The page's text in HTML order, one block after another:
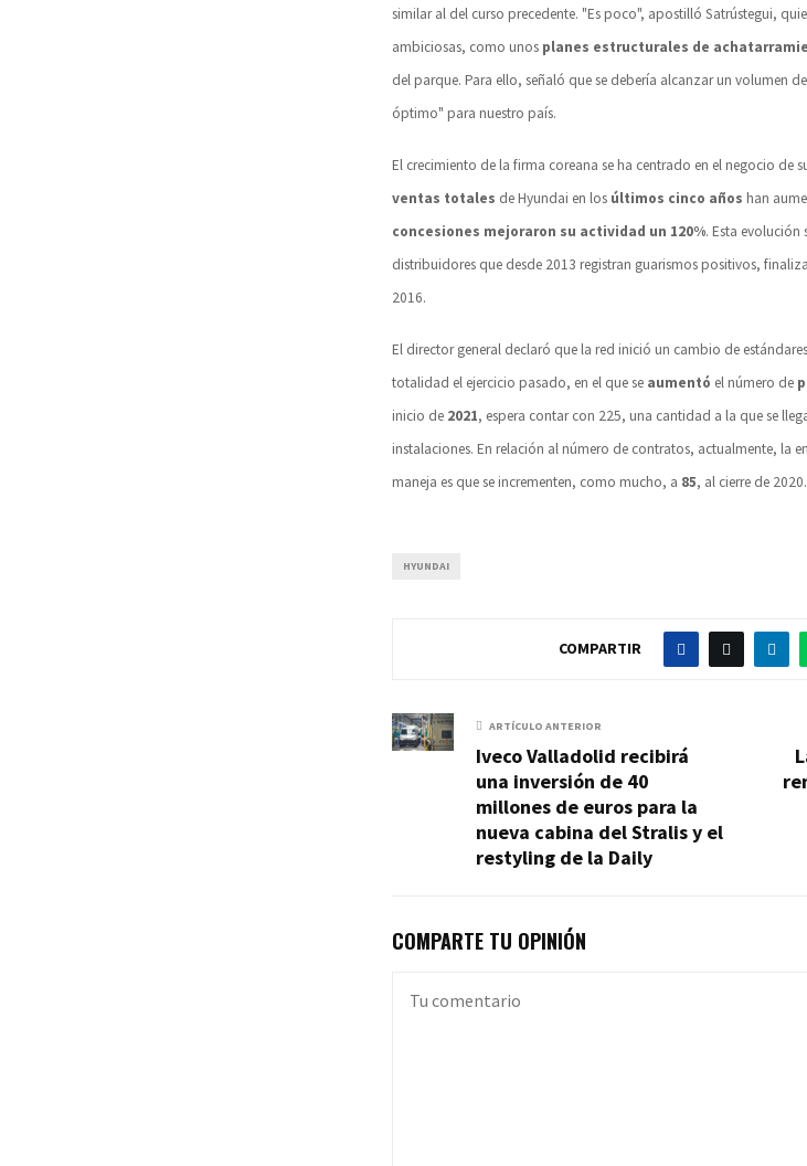
similar al del curso precedente. "Es poco", apostilló Satrústegui,
ambiciosas, como unos planes estructurales de
del parque. Para ello, señaló que se debería alcanzar un volumen de
óptimo" para nuestro país.
El crecimiento de la firma coreana se ha centrado en el negocio de
ventas totales de Hyundai en los últimos cinco años han
concesiones mejoraron su actividad un 120%. Esta evolución
distribuidores que desde 2013 registran guarismos positivos,
2016.
El director general declaró que la red inició un cambio de
totalidad el ejercicio pasado, en el que se aumentó el número de
inicio de 2021, espera contar con 225, una cantidad a la que se
instalaciones. En relación al número de contratos, actualmente, la
maneja es que se incrementen, como mucho, a 85, al cierre de 2020.
HYUNDAI
COMPARTIR
ARTÍCULO ANTERIOR
Iveco Valladolid recibirá
una inversión de 40
millones de euros para la
nueva cabina del Stralis y el
restyling de la Daily
COMPARTE TU OPINIÓN